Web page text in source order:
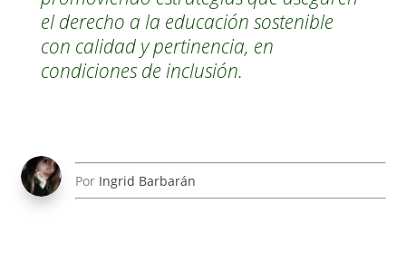
el derecho a la educación sostenible
con calidad y pertinencia, en
condiciones de inclusión.
Por Ingrid Barbarán